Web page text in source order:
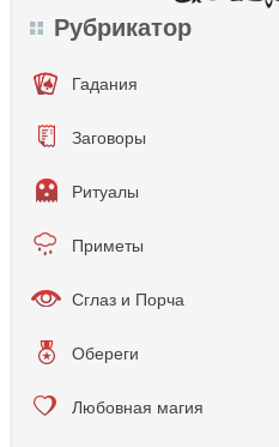
Рубрикатор
Гадания
Заговоры
Ритуалы
Приметы
Сглаз и Порча
Обереги
Любовная магия